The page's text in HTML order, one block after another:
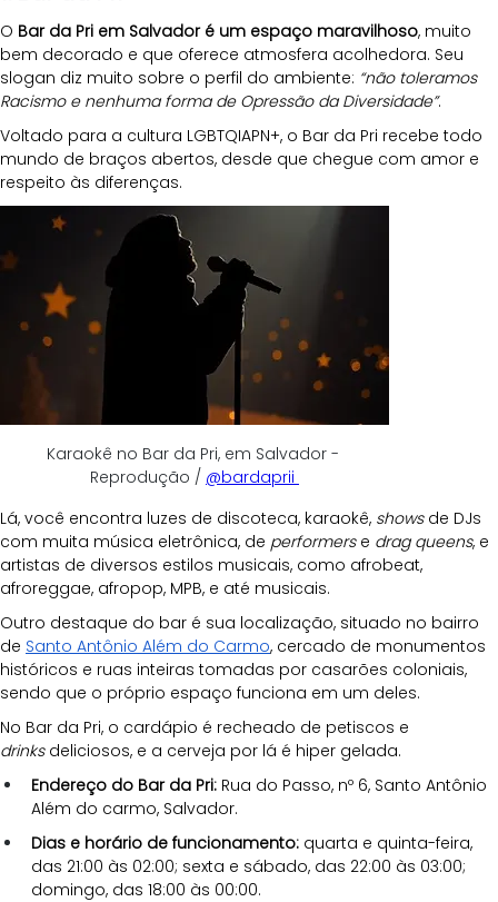
O Bar da Pri em Salvador é um espaço maravilhoso, muito
bem decorado e que oferece atmosfera acolhedora. Seu
slogan diz muito sobre o perfil do ambiente: “não toleramos
Racismo e nenhuma forma de Opressão da Diversidade”.
Voltado para a cultura LGBTQIAPN+, o Bar da Pri recebe todo
mundo de braços abertos, desde que chegue com amor e
respeito às diferenças.
Karaokê no Bar da Pri, em Salvador -
Reprodução / @bardaprii
Lá, você encontra luzes de discoteca, karaokê, shows de DJs
com muita música eletrônica, de performers e drag queens, e
artistas de diversos estilos musicais, como afrobeat,
afroreggae, afropop, MPB, e até musicais.
Outro destaque do bar é sua localização, situado no bairro
de Santo Antônio Além do Carmo, cercado de monumentos
históricos e ruas inteiras tomadas por casarões coloniais,
sendo que o próprio espaço funciona em um deles.
No Bar da Pri, o cardápio é recheado de petiscos e
drinks deliciosos, e a cerveja por lá é hiper gelada.
Endereço do Bar da Pri: Rua do Passo, nº 6, Santo Antônio
Além do carmo, Salvador.
Dias e horário de funcionamento: quarta e quinta-feira,
das 21:00 às 02:00; sexta e sábado, das 22:00 às 03:00;
domingo, das 18:00 às 00:00.